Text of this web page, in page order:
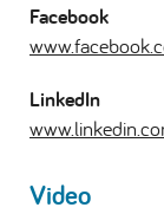
Facebook
LinkedIn
Video